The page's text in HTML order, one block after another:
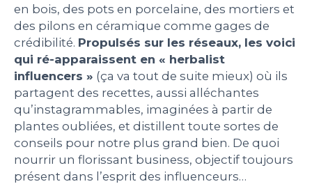
en bois, des pots en porcelaine, des mortiers et
des pilons en céramique comme gages de
crédibilité. Propulsés sur les réseaux, les voici
qui ré-apparaissent en « herbalist
influencers » (ça va tout de suite mieux) où ils
partagent des recettes, aussi alléchantes
qu’instagrammables, imaginées à partir de
plantes oubliées, et distillent toute sortes de
conseils pour notre plus grand bien. De quoi
nourrir un florissant business, objectif toujours
présent dans l’esprit des influenceurs…